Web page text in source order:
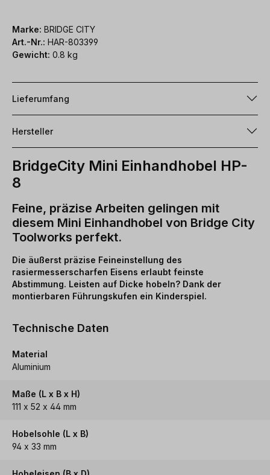
Marke: BRIDGE CITY
Art.-Nr.: HAR-803399
Gewicht: 0.8 kg
Lieferumfang
Hersteller
BridgeCity Mini Einhandhobel HP-
8
Feine, präzise Arbeiten gelingen mit
diesem Mini Einhandhobel von Bridge City
Toolworks perfekt.
Die äußerst präzise Feineinstellung des
rasiermesserscharfen Eisens erlaubt feinste
Abstimmung. Leisten auf Dicke hobeln? Dank der
montierbaren Führungskufen ein Kinderspiel.
Technische Daten
Material
Aluminium
Maße (L x B x H)
111 x 52 x 44 mm
Hobelsohle (L x B)
94 x 33 mm